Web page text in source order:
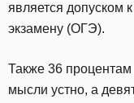
является допуском
экзамену (ОГЭ).
Также 36
мысли устно, а